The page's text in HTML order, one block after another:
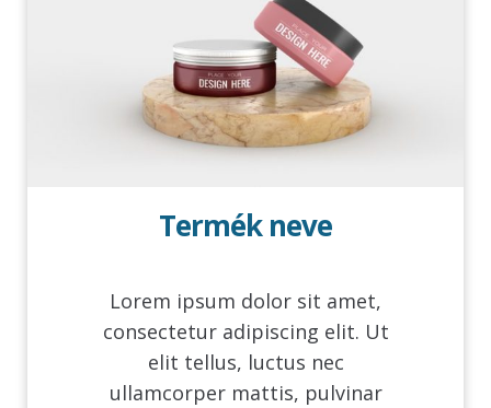
Termék neve
Lorem ipsum dolor sit amet,
consectetur adipiscing elit. Ut
elit tellus, luctus nec
ullamcorper mattis, pulvinar